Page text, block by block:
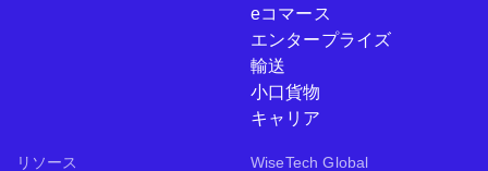
eコマース
エンタープライズ
輸送
小口貨物
キャリア
リソース WiseTech Global